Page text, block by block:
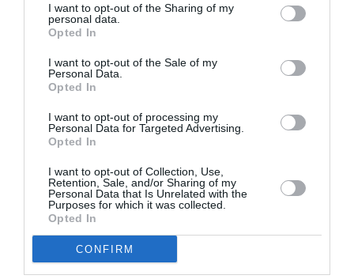
I want to opt-out of the Sharing of my
personal data.
Opted In
I want to opt-out of the Sale of my
Personal Data.
Opted In
I want to opt-out of processing my
Personal Data for Targeted Advertising.
Opted In
I want to opt-out of Collection, Use,
Retention, Sale, and/or Sharing of my
Personal Data that Is Unrelated with the
Purposes for which it was collected.
Opted In
CONFIRM
Κάθε βδομάδα στο e-mail σας τα τελευταία νέα για
την Τέχνη και τον Πολιτισμό!
Ακολουθήστε το Culturenow.gr